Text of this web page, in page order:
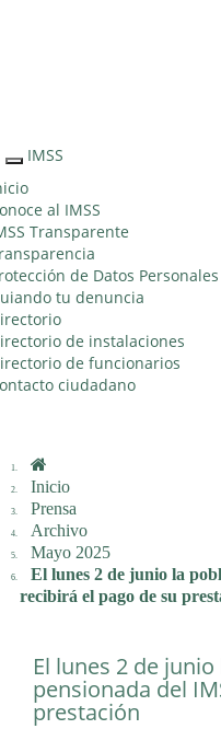
Interruptor
de
Navegación
IMSS
al IMSS
Transparente
de Datos Personales
tu denuncia
de instalaciones
de funcionarios
ciudadano
Inicio
Prensa
Archivo
Mayo 2025
El lunes 2 de junio la
recibirá el pago de su
El lunes 2 de
pensionada del
prestación